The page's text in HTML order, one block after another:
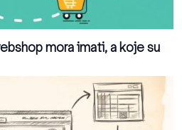
mora imati, a koje su